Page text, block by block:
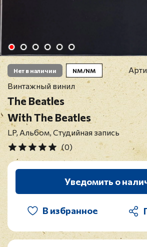
Нет в наличии NM/NM
Винтажный винил
The Beatles
With The Beatles
LP, Альбом, Студийная запись
(0)
Уведомить о
В избранное